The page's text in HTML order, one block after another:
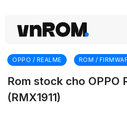
OPPO / REALME ROM /
Rom stock cho OPPO
(RMX1911)